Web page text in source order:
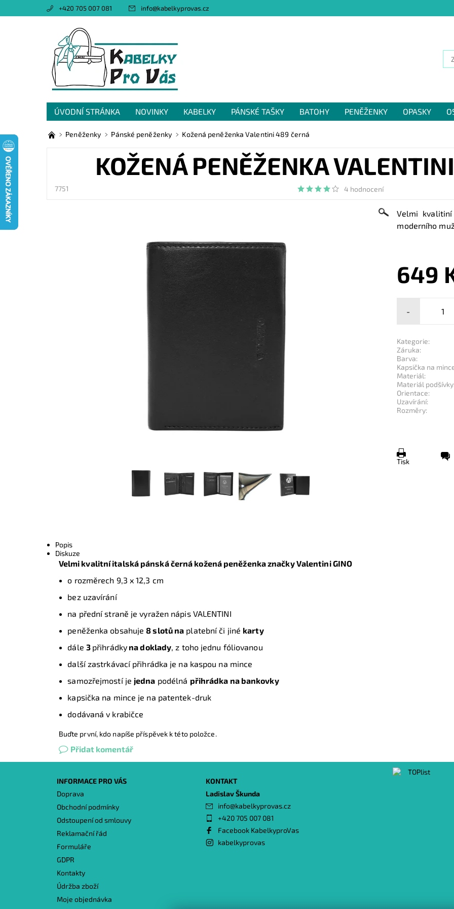
+420 705 007 081 info@kabelkyprovas.cz
ÚVODNÍ STRÁNKA NOVINKY KABELKY PÁNSKÉ TAŠKY BATOHY PENĚŽENKY OPASKY
OBCHODNÍ PODMÍNKY
GDPR NAPIŠTE NÁM
Peněženky Pánské peněženky Kožená peněženka Valentini 489 černá
KOŽENÁ PENĚŽENKA
7751 4 hodnocení
Velmi
moderního
649
-
Kategorie:
Záruka:
Barva:
Kapsička na
Materiál:
Materiál podšívky:
Orientace:
Uzavírání:
Rozměry:
Tisk
Popis
Diskuze
Velmi kvalitní italská pánská černá kožená peněženka značky Valentini GINO
o rozměrech 9,3 x 12,3 cm
bez uzavírání
na přední straně je vyražen nápis VALENTINI
peněženka obsahuje8 slotů na platební či jiné karty
dále 3 přihrádky na doklady, z toho jednu fóliovanou
další zastrkávací přihrádka je na kaspou na mince
samozřejmostí je jedna podélná přihrádka na bankovky
kapsička na mince je na patentek-druk
dodávaná v krabičce
Buďte první, kdo napíše příspěvek k této položce.
Přidat komentář
INFORMACE PRO VÁS
Doprava
Obchodní podmínky
Odstoupení od smlouvy
Reklamační řád
Formuláře
GDPR
Kontakty
Údržba zboží
Moje objednávka
KONTAKT
Ladislav Škunda
info@kabelkyprovas.cz
+420 705 007 081
Facebook KabelkyproVas
kabelkyprovas